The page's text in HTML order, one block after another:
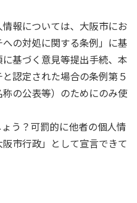
報については、大阪市にお
の対処に関する条例」に基
基づく意見等提出手続、本
認定された場合の条例第５
の公表等）のためにのみ使
ょう？可罰的に他者の個人情
市行政」として宣言できて